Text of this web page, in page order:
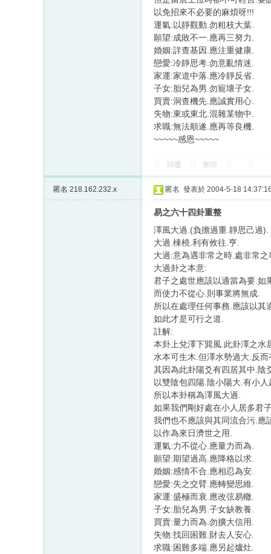
以免招來不必要的麻煩呀!!!
運氣:以靜觀動.勿粗枝大葉.
願望:成敗不一.應再三努力.
婚姻:詳查基因.應注重健康.
戀愛:冷靜思考.勿意亂情迷.
家運:家道中落.應冷靜反省.
子女:胎兒為男.勿寵壞子女.
買賣:洞查機先.應誠實用心.
失物:東或東北.混雜某物中.
求職:無法順遂.應再等良機.
~~~~~感恩~~~~~
回覆 刪除
匿名 218.162.232.x 匿名 發表於 2004-5-18 14:37:16
易之六十四卦重整
澤風大過.(負擔過重.靜思己過).
大過.棟橈.利有攸往.亨.
大過:意為遇非常之時.處非常之
大過卦之本意:
君子之處世應該以適當為要.如
而使力不從心.則事業將無成.
所以在處理任何事務.應該以其
如此才是可行之道.
註解:
本卦上兌澤下巽風.此卦澤之水
水本可生木.但澤水勢過大.反而
其因為此卦陽爻有四居其中.陰
以雙陰包四陽.陰小陽大.有小人
所以本卦稱為澤風大過.
如果我們剛好處在小人居多君
我們也不應該與其同流合污.應
以作為來日濟世之用.
運氣:力不從心.應量力而為.
願望:期望過高.應降格以求.
婚姻:感情不合.應相忍為安.
戀愛:失之交臂.應轉變思維.
家運:盛極而衰.應改弦易轍.
子女:胎兒為男.子女缺教養.
買賣:量力而為.勿擴大信用.
失物:找回困難.財去人安心.
求職:困難多端.應另起爐灶.